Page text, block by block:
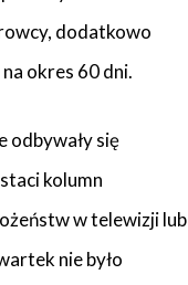
dodatkowo
okres 60 dni.
odbywały się
kolumn
w telewizji lub
nie było